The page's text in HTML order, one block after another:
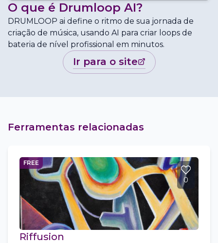
O que é Drumloop AI?
DRUMLOOP ai define o ritmo de sua jornada de
criação de música, usando AI para criar loops de
bateria de nível profissional em minutos.
ir para o site
Ferramentas relacionadas
FREE
0
Riffusion